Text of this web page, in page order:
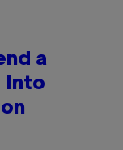
a
Into